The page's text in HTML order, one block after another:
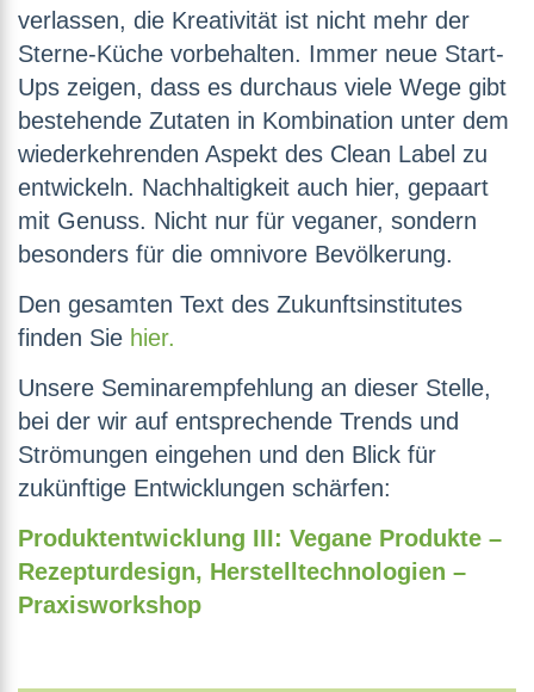
verlassen, die Kreativität ist nicht mehr der
Sterne-Küche vorbehalten. Immer neue Start-
Ups zeigen, dass es durchaus viele Wege gibt
bestehende Zutaten in Kombination unter dem
wiederkehrenden Aspekt des Clean Label zu
entwickeln. Nachhaltigkeit auch hier, gepaart
mit Genuss. Nicht nur für veganer, sondern
besonders für die omnivore Bevölkerung.
Den gesamten Text des Zukunftsinstitutes
finden Sie hier.
Unsere Seminarempfehlung an dieser Stelle,
bei der wir auf entsprechende Trends und
Strömungen eingehen und den Blick für
zukünftige Entwicklungen schärfen:
Produktentwicklung III: Vegane Produkte –
Rezepturdesign, Herstelltechnologien –
Praxisworkshop